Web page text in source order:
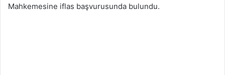
Mahkemesine iflas başvurusunda bulundu.